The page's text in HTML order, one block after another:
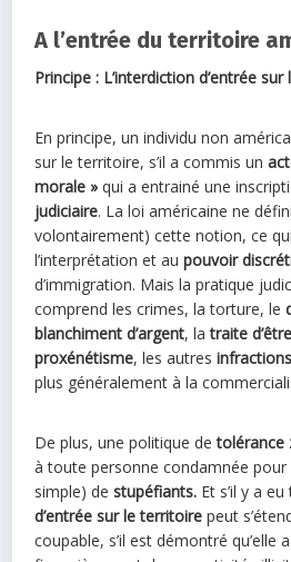
A l’entrée du territoire
Principe : L’interdiction d’entrée
En principe, un individu non
sur le territoire, s’il a commis un
morale » qui a entrainé une
judiciaire. La loi américaine ne
volontairement) cette notion, ce
l’interprétation et aupouvoir
d’immigration. Mais la pratique
comprend les crimes, la torture, le
blanchiment d’argent, latraite
proxénétisme, les autres
plus généralement à la
De plus, une politique detolérance
à toute personne condamnée
simple) destupéfiants. Et s’il y a eu
d’entrée sur le territoire peut
coupable, s’il est démontré qu’elle